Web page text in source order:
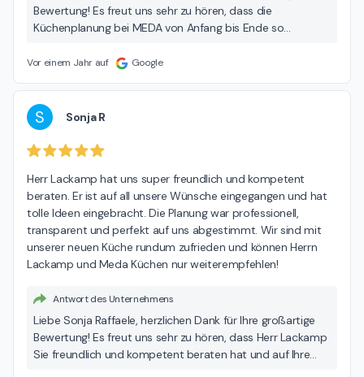
Bewertung! Es freut uns sehr zu hören, dass die
Küchenplanung bei MEDA von Anfang bis Ende so
durch Herrn Lackamp so zufrieden sind. Ihr Lob über die
Wünsche abgestimmte Beratung bedeutet uns sehr viel.
Es ist großartig zu wissen, dass wir Ihre
Änderungswünsche flexibel und lösungsorientiert
umsetzen konnten und dass das Endergebnis Ihre
modernem Design und praktischer Funktionalität ist uns
sehr wichtig, und es freut uns, dass dies auch in Ihrer
neuen Küche gelungen ist. Vielen Dank für Ihre Empfehlung!
Wir wünschen Ihnen viel Freude mit Ihrer neuen Küche und
stehen Ihnen jederzeit für weitere Fragen oder Anliegen zur
Verfügung. Mit besten Grüßen, Ihr MEDA Team
Vor einem Jahr auf Google
S Sonja R
Herr Lackamp hat uns super freundlich und kompetent
beraten. Er ist auf all unsere Wünsche eingegangen und hat
tolle Ideen eingebracht. Die Planung war professionell,
transparent und perfekt auf uns abgestimmt. Wir sind mit
unserer neuen Küche rundum zufrieden und können Herrn
Lackamp und Meda Küchen nur weiterempfehlen!
Antwort des Unternehmens
Liebe Sonja Raffaele, herzlichen Dank für Ihre großartige
Bewertung! Es freut uns sehr zu hören, dass Herr Lackamp
Sie freundlich und kompetent beraten hat und auf Ihre